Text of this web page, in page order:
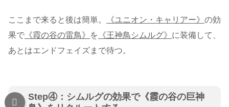
ここまで来ると後は簡単。 《ユニオン・キャリアー》 の効
果で 《霞の谷の雷鳥》 を 《王神鳥シムルグ》 に装備して、
あとはエンドフェイズまで待つ。
Step④：シムルグの効果で《霞の谷の巨神